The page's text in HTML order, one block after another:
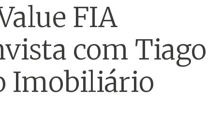
FIA
com Tiago
Imobiliário